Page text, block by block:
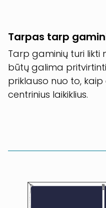
Tarpas tarp
Tarp gaminių turi likti
būtų galima
priklauso nuo to,
centrinius laikiklius.